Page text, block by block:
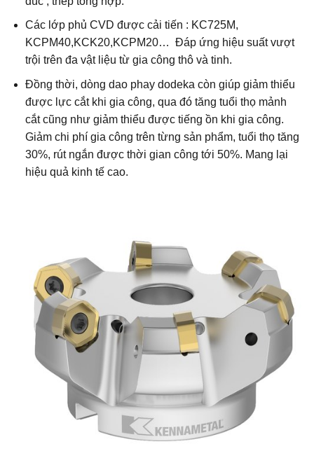
Các lớp phủ CVD được cải tiến : KC725M,
KCPM40,KCK20,KCPM20… Đáp ứng hiệu suất vượt
trội trên đa vật liệu từ gia công thô và tinh.
Đồng thời, dòng dao phay dodeka còn giúp giảm thiểu
được lực cắt khi gia công, qua đó tăng tuổi thọ mảnh
cắt cũng như giảm thiểu được tiếng ồn khi gia công.
Giảm chi phí gia công trên từng sản phẩm, tuổi thọ tăng
30%, rút ngắn được thời gian công tới 50%. Mang lại
hiệu quả kinh tế cao.